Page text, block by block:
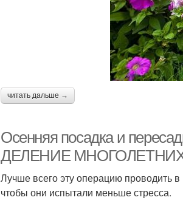
читать дальше →
Осенняя посадка и
ДЕЛЕНИЕ
Лучше всего эту операцию проводить
чтобы они испытали меньше стресса.